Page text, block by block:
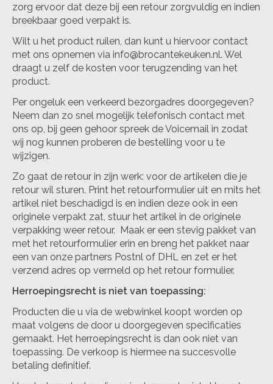
zorg ervoor dat deze bij een retour zorgvuldig en indien
breekbaar goed verpakt is.
Wilt u het product ruilen, dan kunt u hiervoor contact
met ons opnemen via info@brocantekeuken.nl. Wel
draagt u zelf de kosten voor terugzending van het
product.
Per ongeluk een verkeerd bezorgadres doorgegeven?
Neem dan zo snel mogelijk telefonisch contact met
ons op, bij geen gehoor spreek de Voicemail in zodat
wij nog kunnen proberen de bestelling voor u te
wijzigen.
Zo gaat de retour in zijn werk: voor de artikelen die je
retour wil sturen. Print het retourformulier uit en mits het
artikel niet beschadigd is en indien deze ook in een
originele verpakt zat, stuur het artikel in de originele
verpakking weer retour. Maak er een stevig pakket van
met het retourformulier erin en breng het pakket naar
een van onze partners Postnl of DHL en zet er het
verzend adres op vermeld op het retour formulier.
Herroepingsrecht is niet van toepassing:
Producten die u via de webwinkel koopt worden op
maat volgens de door u doorgegeven specificaties
gemaakt. Het herroepingsrecht is dan ook niet van
toepassing. De verkoop is hiermee na succesvolle
betaling definitief.